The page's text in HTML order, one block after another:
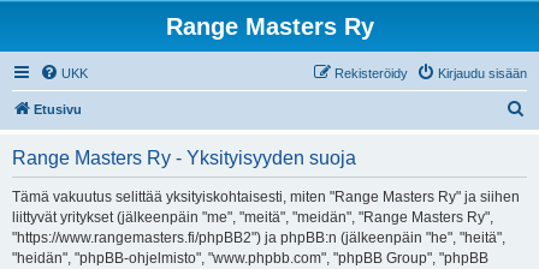
Range Masters Ry
UKK Kirjaudu sisään
Rekisteröidy
Etusivu
Range Masters Ry - Yksityisyyden suoja
Tämä vakuutus selittää yksityiskohtaisesti, miten "Range Masters Ry" ja siihen
liittyvät yritykset (jälkeenpäin "me", "meitä", "meidän", "Range Masters Ry",
"https://www.rangemasters.fi/phpBB2") ja phpBB:n (jälkeenpäin "he", "heitä",
"heidän", "phpBB-ohjelmisto", "www.phpbb.com", "phpBB Group", "phpBB